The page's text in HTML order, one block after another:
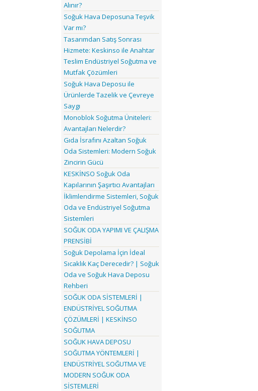
Alınır?
Soğuk Hava Deposuna Teşvik
Var mı?
Tasarımdan Satış Sonrası
Hizmete: Keskinso ile Anahtar
Teslim Endüstriyel Soğutma ve
Mutfak Çözümleri
Soğuk Hava Deposu ile
Ürünlerde Tazelik ve Çevreye
Saygı
Monoblok Soğutma Üniteleri:
Avantajları Nelerdir?
Gıda İsrafını Azaltan Soğuk
Oda Sistemleri: Modern Soğuk
Zincirin Gücü
KESKİNSO Soğuk Oda
Kapılarının Şaşırtıcı Avantajları
İklimlendirme Sistemleri, Soğuk
Oda ve Endüstriyel Soğutma
Sistemleri
SOĞUK ODA YAPIMI VE ÇALIŞMA
PRENSİBİ
Soğuk Depolama İçin İdeal
Sıcaklık Kaç Derecedir? | Soğuk
Oda ve Soğuk Hava Deposu
Rehberi
SOĞUK ODA SİSTEMLERİ |
ENDÜSTRİYEL SOĞUTMA
ÇÖZÜMLERİ | KESKİNSO
SOĞUTMA
SOĞUK HAVA DEPOSU
SOĞUTMA YÖNTEMLERİ |
ENDÜSTRİYEL SOĞUTMA VE
MODERN SOĞUK ODA
SİSTEMLERİ